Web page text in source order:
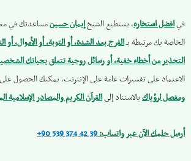
فيافضل استخاره، يستطيع الشيخإيمان حسينمساعدتك في
الخاصة بك مرتبطة بـالفرج بعد الشدة، أو التوبة، أو الأموال،
التحذير من أخطاء خفية، أو رسائل روحية تتعلق بحياتك
الاعتماد على تفسيرات عامة على الإنترنت، يمكنك الحصول
ومفصل لرؤياكبالاستناد إلىالقرآن الكريم والمصادر الإسلامية
أرسل حلمك الآن عبر واتساب:+90 539 374 42 39